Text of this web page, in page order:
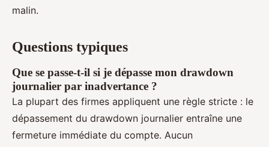
malin.
Questions typiques
Que se passe-t-il si je dépasse mon drawdown
journalier par inadvertance ?
La plupart des firmes appliquent une règle stricte : le
dépassement du drawdown journalier entraîne une
fermeture immédiate du compte. Aucun